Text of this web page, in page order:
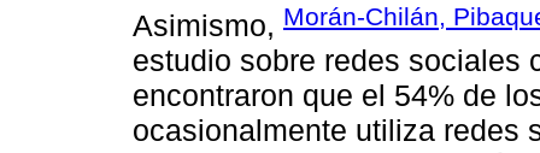
Asimismo, Morán-Chilán,
estudio sobre redes sociales
encontraron que el 54% de
ocasionalmente utiliza redes